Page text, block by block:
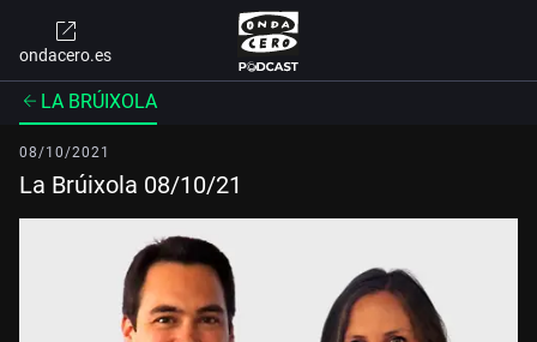
ondacero.es
LA BRÚIXOLA
08/10/2021
La Brúixola 08/10/21